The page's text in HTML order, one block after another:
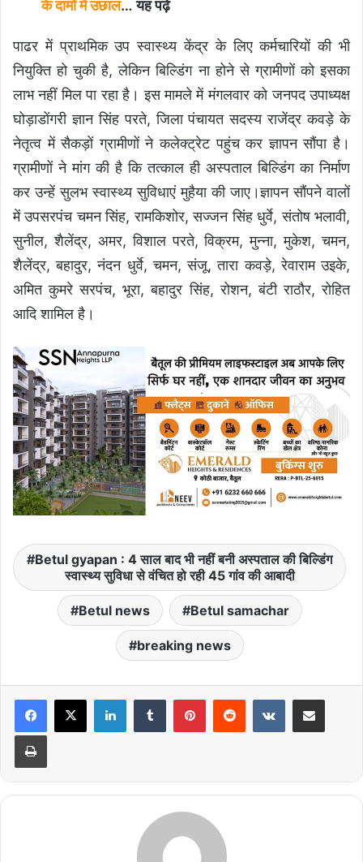
के दामों में उछाल… यह पढ़े
पाढर में प्राथमिक उप स्वास्थ्य केंद्र के लिए कर्मचारियों की भी
नियुक्ति हो चुकी है, लेकिन बिल्डिंग ना होने से ग्रामीणों को इसका
लाभ नहीं मिल पा रहा है। इस मामले में मंगलवार को जनपद उपाध्यक्ष
घोड़ाडोंगरी ज्ञान सिंह परते, जिला पंचायत सदस्य राजेंद्र कवड़े के
नेतृत्व में सैकड़ों ग्रामीणों ने कलेक्ट्रेट पहुंच कर ज्ञापन सौंपा है।
ग्रामीणों ने मांग की है कि तत्काल ही अस्पताल बिल्डिंग का निर्माण
कर उन्हें सुलभ स्वास्थ्य सुविधाएं मुहैया की जाए।ज्ञापन सौंपने वालों
में उपसरपंच चमन सिंह, रामकिशोर, सज्जन सिंह धुर्वे, संतोष भलावी,
सुनील, शैलेंद्र, अमर, विशाल परते, विक्रम, मुन्ना, मुकेश, चमन,
शैलेंद्र, बहादुर, नंदन धुर्वे, चमन, संजू, तारा कवड़े, रेवाराम उइके,
अमित कुमरे सरपंच, भूरा, बहादुर सिंह, रोशन, बंटी राठौर, रोहित
आदि शामिल है।
Betul gyapan : 4 साल बाद भी नहीं बनी अस्पताल की बिल्डिंग
स्वास्थ्य सुविधा से वंचित हो रही 45 गांव की आबादी
Betul news Betul samachar
breaking news